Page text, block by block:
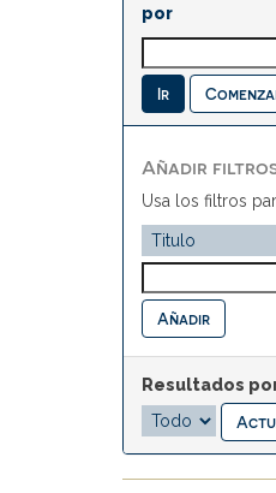
por
Añadir
Usa los filtros
Resultados